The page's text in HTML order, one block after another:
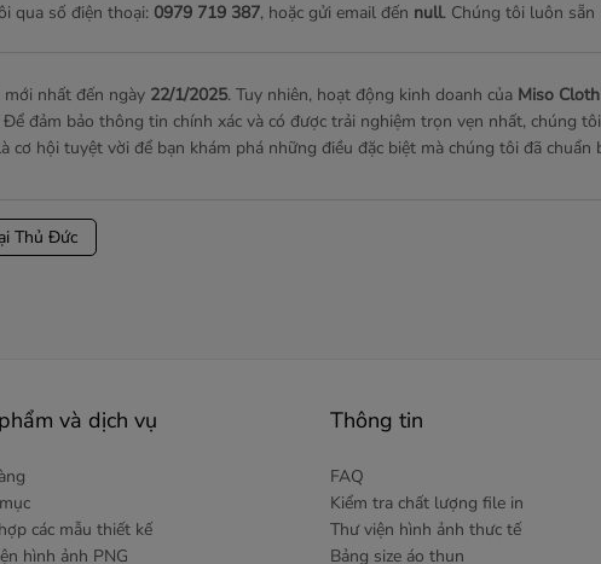
qua số điện thoại: 0979 719 387, hoặc gửi email đến null. Chúng tôi luôn sẵn
nhất đến ngày 22/1/2025. Tuy nhiên, hoạt động kinh doanh của Miso
đảm bảo thông tin chính xác và có được trải nghiệm trọn vẹn nhất, chúng
cơ hội tuyệt vời để bạn khám phá những điều đặc biệt mà chúng tôi đã chuẩn
Thủ Đức
và dịch vụ
các mẫu thiết kế
hình ảnh PNG
Thông tin
FAQ
Kiểm tra chất lượng file in
Thư viện hình ảnh thưc tế
Bảng size áo thun